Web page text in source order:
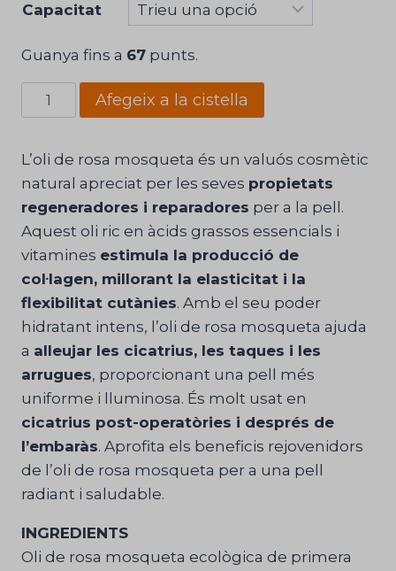
Capacitat
Guanya fins a 67 punts.
quantitat
de
de
Rosa
Mosqueta
Núria
Camps®
Afegeix a la cistella
L’oli de rosa mosqueta és un valuós cosmètic
natural apreciat per les seves propietats
regeneradores i reparadores per a la pell.
Aquest oli ric en àcids grassos essencials i
vitamines estimula la producció de
col·lagen, millorant la elasticitat i la
flexibilitat cutànies. Amb el seu poder
hidratant intens, l’oli de rosa mosqueta ajuda
a alleujar les cicatrius, les taques i les
arrugues, proporcionant una pell més
uniforme i lluminosa. És molt usat en
cicatrius post-operatòries i després de
l’embaràs. Aprofita els beneficis rejovenidors
de l’oli de rosa mosqueta per a una pell
radiant i saludable.
INGREDIENTS
Oli de rosa mosqueta ecològica de primera